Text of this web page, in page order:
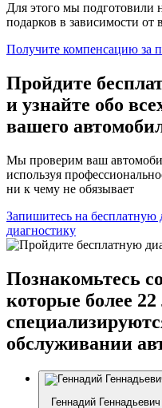
Для этого мы подготовили
подарков в зависимости от
Получите компенсацию за
Пройдите
и узнайте обо
вашего
Мы проверим ваш
используя
ни к чему не обязывает
Запишитесь на бесплатную
диагностику
Познакомьтесь
которые более 22
обслуживании
Геннадий Геннадьевич